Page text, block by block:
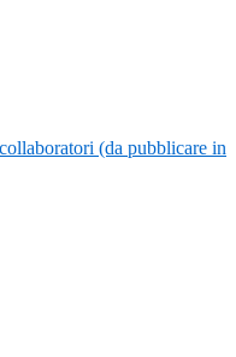
(da pubblicare in